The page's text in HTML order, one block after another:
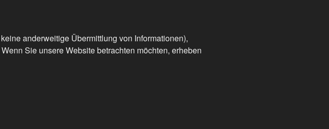
anderweitige Übermittlung von Informationen),
Sie unsere Website betrachten möchten, erheben